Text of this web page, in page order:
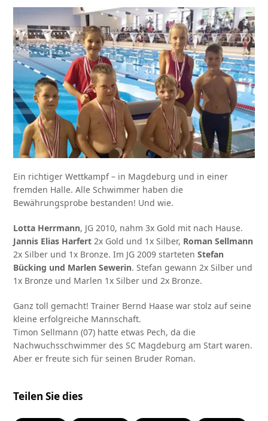
Ein richtiger Wettkampf – in Magdeburg und in einer
fremden Halle. Alle Schwimmer haben die
Bewährungsprobe bestanden! Und wie.
Lotta Herrmann, JG 2010, nahm 3x Gold mit nach Hause.
Jannis Elias Harfert 2x Gold und 1x Silber, Roman Sellmann
2x Silber und 1x Bronze. Im JG 2009 startetenStefan
Bücking und Marlen Sewerin. Stefan gewann 2x Silber und
1x Bronze und Marlen 1x Silber und 2x Bronze.
Ganz toll gemacht! Trainer Bernd Haase war stolz auf seine
kleine erfolgreiche Mannschaft.
Timon Sellmann (07) hatte etwas Pech, da die
Nachwuchsschwimmer des SC Magdeburg am Start waren.
Aber er freute sich für seinen Bruder Roman.
Teilen Sie dies